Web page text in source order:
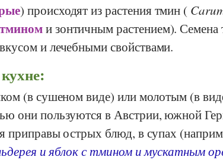
) происходят из растения тмин (
и зонтичным растением). Семена
и лечебными свойствами.
(в сушеном виде) или молотым (в
они пользуются в Австрии, южной
приправы острых блюд, в супах
и яблок с тмином и мускатным